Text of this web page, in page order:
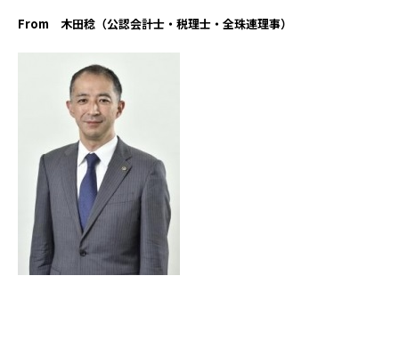
From 木田稔（公認会計士・税理士・全珠連理事）